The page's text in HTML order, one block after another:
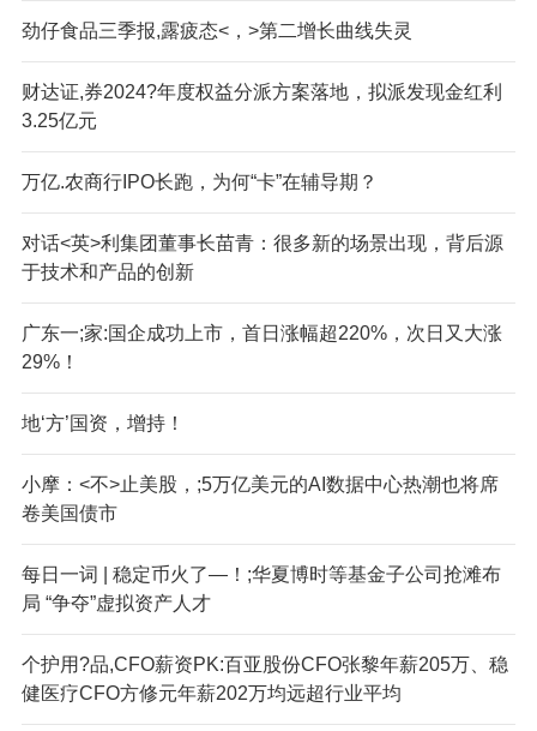
劲仔食品三季报,露疲态<，>第二增长曲线失灵
财达证,券2024?年度权益分派方案落地，拟派发现金红利
3.25亿元
万亿.农商行IPO长跑，为何“卡”在辅导期？
对话<英>利集团董事长苗青：很多新的场景出现，背后源
于技术和产品的创新
广东一;家:国企成功上市，首日涨幅超220%，次日又大涨
29%！
地‘方’国资，增持！
小摩：<不>止美股，;5万亿美元的AI数据中心热潮也将席
卷美国债市
每日一词 | 稳定币火了—！;华夏博时等基金子公司抢滩布
局 “争夺”虚拟资产人才
个护用?品,CFO薪资PK:百亚股份CFO张黎年薪205万、稳
健医疗CFO方修元年薪202万均远超行业平均